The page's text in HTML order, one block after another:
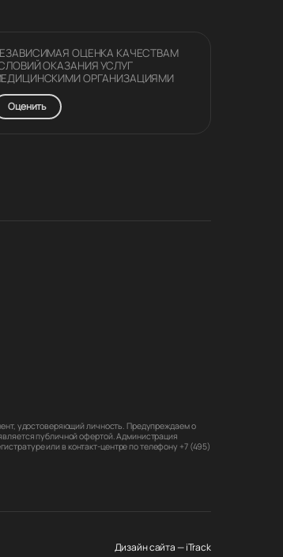
ОЦЕНКА КАЧЕСТВАM
ОКАЗАНИЯ УСЛУГ
ОРГАНИЗАЦИЯМИ
Оценить
удостоверяющий личность. Предупреждаем о
публичной офертой. Администрация
или в контакт-центре по телефону +7 (495)
Дизайн сайта — iTrack